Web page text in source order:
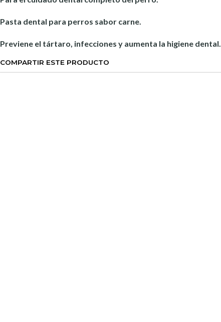
Pasta dental para perros sabor carne.
Previene el tártaro, infecciones y aumenta la higiene dental.
COMPARTIR ESTE PRODUCTO